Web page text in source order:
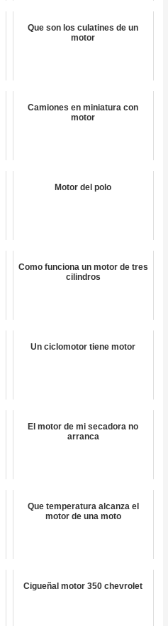
Que son los culatines de un
motor
Camiones en miniatura con
motor
Motor del polo
Como funciona un motor de tres
cilindros
Un ciclomotor tiene motor
El motor de mi secadora no
arranca
Que temperatura alcanza el
motor de una moto
Cigueñal motor 350 chevrolet